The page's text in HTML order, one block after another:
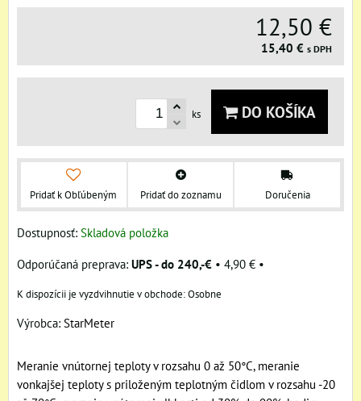
12,50 €
15,40 € s DPH
ks DO KOŠÍKA
Pridať k Obľúbeným Pridať do zoznamu Doručenia
Dostupnosť: Skladová položka
UPS - do 240,-€ • 4,90 € •
Osobne
Výrobca: StarMeter
Meranie vnútornej teploty v rozsahu 0 až 50°C, meranie
vonkajšej teploty s priloženým teplotným čidlom v rozsahu -20